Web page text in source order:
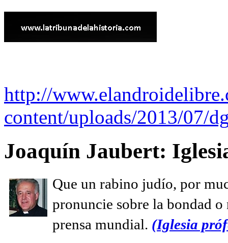
http://
content/uploads/2013/07/
Joaquín Jaubert:
Que un rabino judío, por
pronuncie sobre la bondad
prensa mundial. (Iglesia